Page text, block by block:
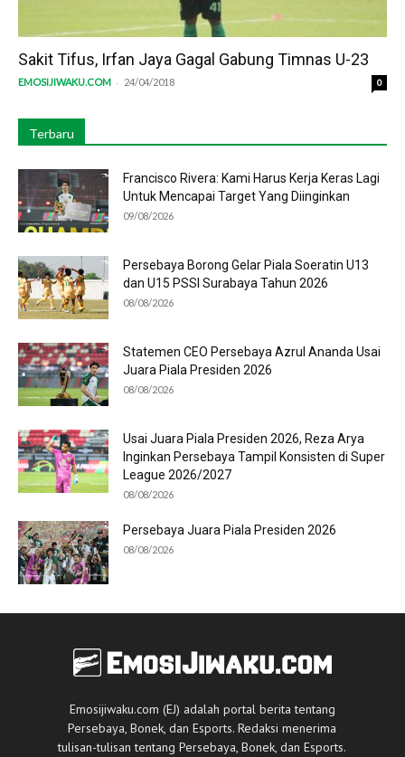
Sakit Tifus, Irfan Jaya Gagal Gabung Timnas U-23
EMOSIJIWAKU.COM - 24/04/2018 0
Terbaru
Francisco Rivera: Kami Harus Kerja Keras Lagi
Untuk Mencapai Target Yang Diinginkan
09/08/2026
Persebaya Borong Gelar Piala Soeratin U13
dan U15 PSSI Surabaya Tahun 2026
08/08/2026
Statemen CEO Persebaya Azrul Ananda Usai
Juara Piala Presiden 2026
08/08/2026
Usai Juara Piala Presiden 2026, Reza Arya
Inginkan Persebaya Tampil Konsisten di Super
League 2026/2027
08/08/2026
Persebaya Juara Piala Presiden 2026
08/08/2026
Emosijiwaku.com (EJ) adalah portal berita tentang
Persebaya, Bonek, dan Esports. Redaksi menerima
tulisan-tulisan tentang Persebaya, Bonek, dan Esports.